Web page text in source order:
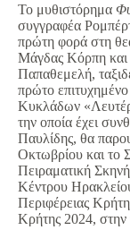
Το μυθιστόρημα
συγγραφέα
πρώτη φορά στη
Μάγδας Κόρπη και
Παπαθεμελή,
πρώτο
Κυκλάδων
την οποία έχει
Παυλίδης, θα
Οκτωβρίου και το
Πειραματική
Κέντρου
Περιφέρειας
Κρήτης 2024,